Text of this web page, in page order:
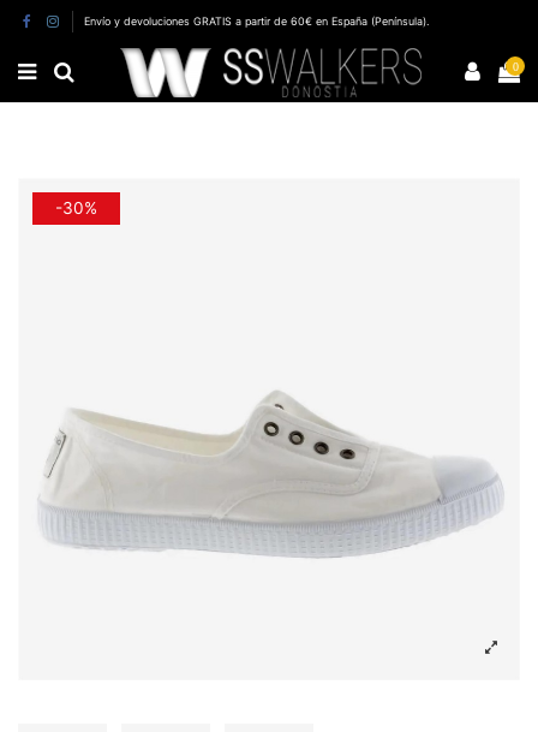
Envío y devoluciones GRATIS a partir de 60€ en España (Península).
0
-30%